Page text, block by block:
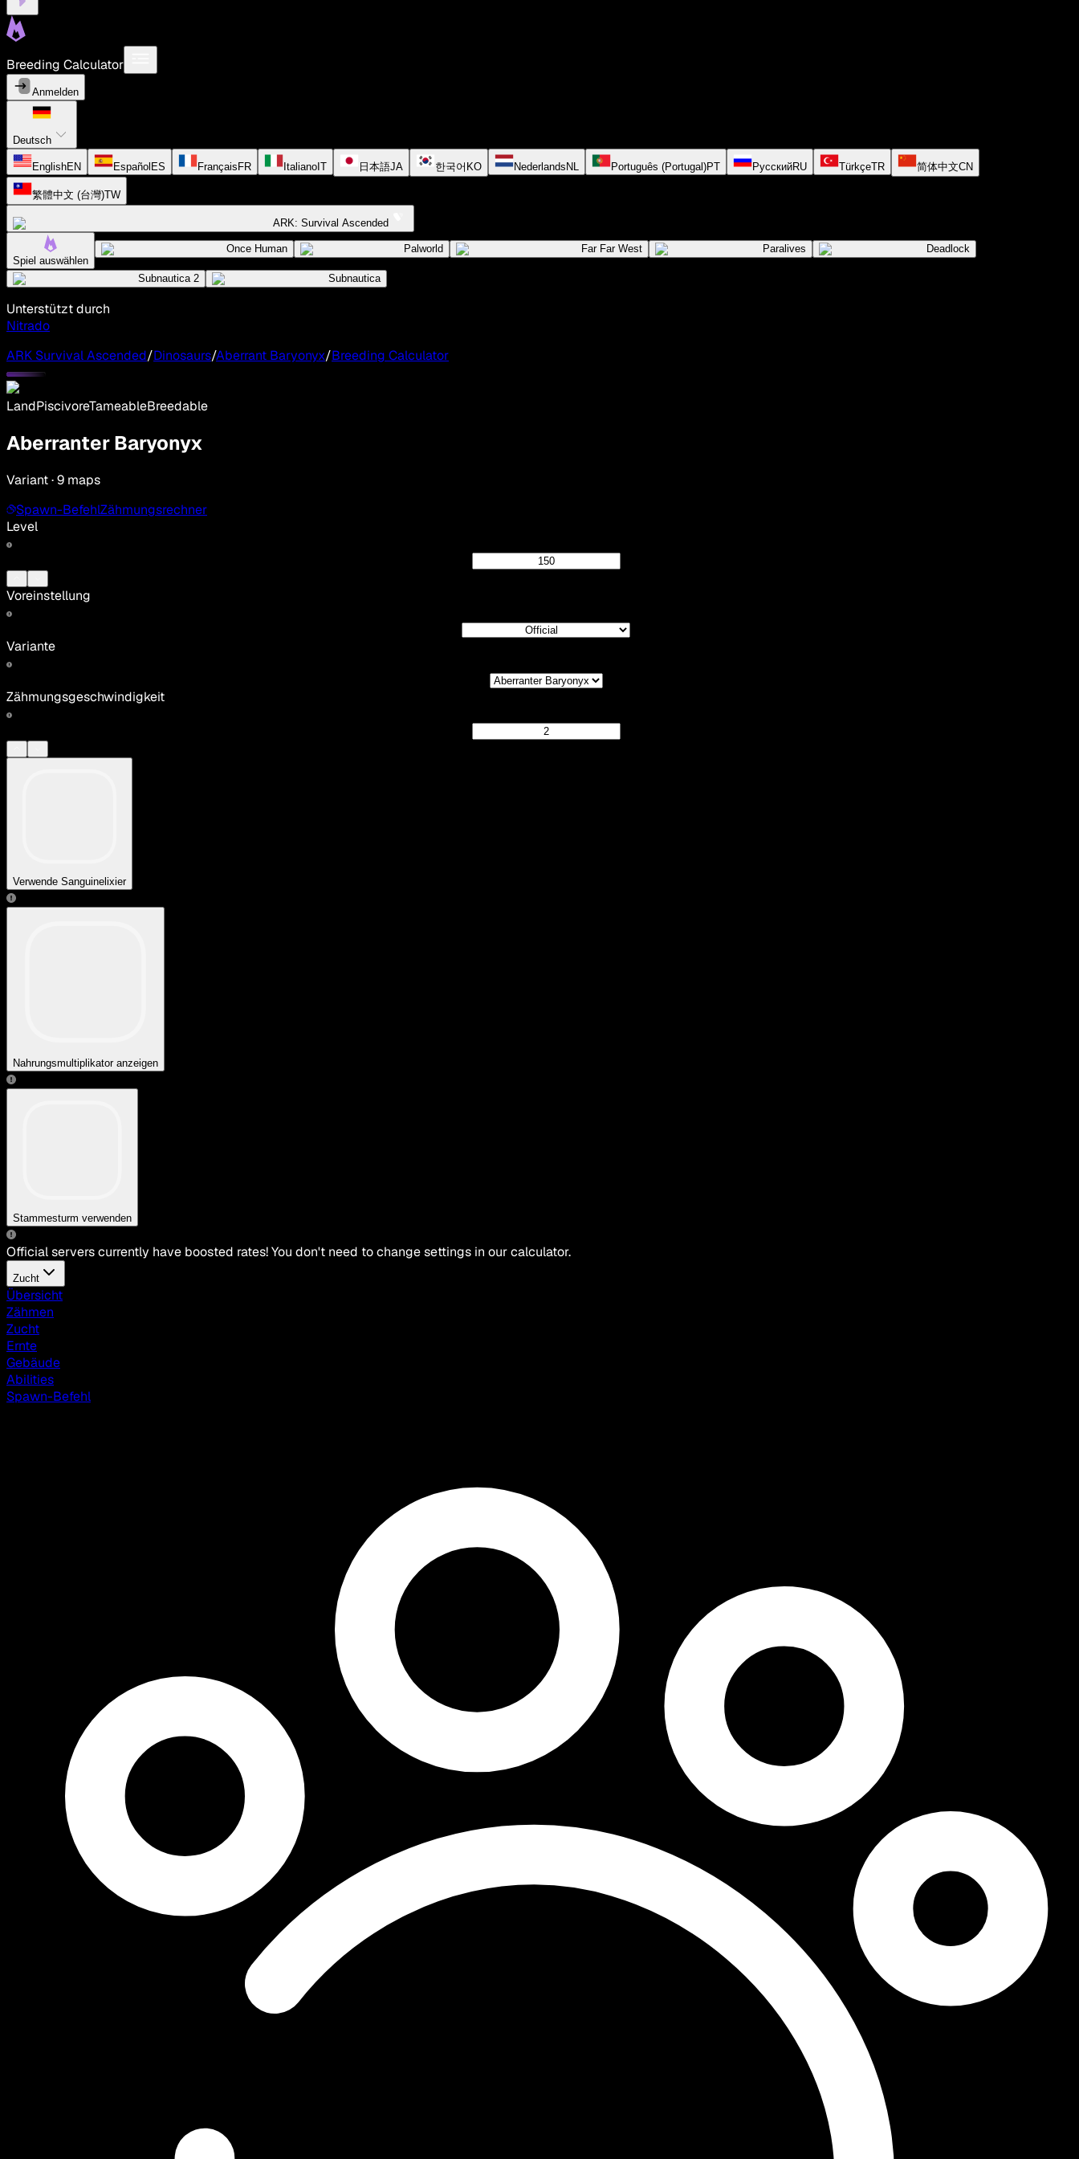
Breeding Calculator
Anmelden
Deutsch
EnglishEN Español ES Français FR Italiano IT 日本語JA 한국어 KO Nederlands NL Português (Portugal)PT РусскийRU TürkçeTR 简体中文CN
繁體中文 (台灣)TW
ARK: Survival Ascended
Spiel auswählen
Once Human Palworld Far Far West Paralives Deadlock
Subnautica 2 Subnautica
Unterstützt durch
Nitrado
ARK Survival Ascended/Dinosaurs/Aberrant Baryonyx/Breeding Calculator
LandPiscivoreTameableBreedable
Aberranter Baryonyx
Variant · 9 maps
Spawn-BefehlZähmungsrechner
Level
Voreinstellung
Variante
Zähmungsgeschwindigkeit
Verwende Sanguinelixier
Nahrungsmultiplikator anzeigen
Stammesturm verwenden
Official servers currently have boosted rates! You don't need to change settings in our calculator.
Zucht
Übersicht
Zähmen
Zucht
Ernte
Gebäude
Abilities
Spawn-Befehl